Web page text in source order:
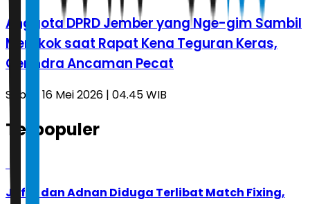
Anggota DPRD Jember yang Nge-gim Sambil
Merokok saat Rapat Kena Teguran Keras,
Gerindra Ancaman Pecat
Sabtu, 16 Mei 2026 | 04.45 WIB
Terpopuler
Jafar dan Adnan Diduga Terlibat Match Fixing,